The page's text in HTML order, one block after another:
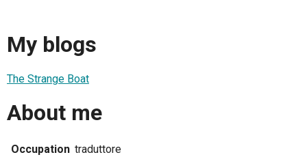
My blogs
The Strange Boat
About me
Occupation traduttore